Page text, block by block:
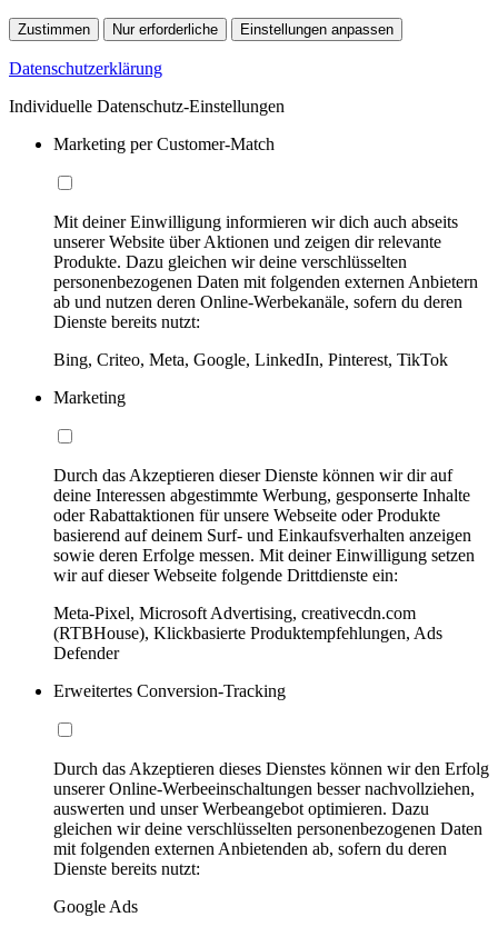
Zustimmen Nur erforderliche Einstellungen anpassen
Datenschutzerklärung
Individuelle Datenschutz-Einstellungen
Marketing per Customer-Match
Mit deiner Einwilligung informieren wir dich auch abseits
unserer Website über Aktionen und zeigen dir relevante
Produkte. Dazu gleichen wir deine verschlüsselten
personenbezogenen Daten mit folgenden externen Anbietern
ab und nutzen deren Online-Werbekanäle, sofern du deren
Dienste bereits nutzt:
Bing, Criteo, Meta, Google, LinkedIn, Pinterest, TikTok
Marketing
Durch das Akzeptieren dieser Dienste können wir dir auf
deine Interessen abgestimmte Werbung, gesponserte Inhalte
oder Rabattaktionen für unsere Webseite oder Produkte
basierend auf deinem Surf- und Einkaufsverhalten anzeigen
sowie deren Erfolge messen. Mit deiner Einwilligung setzen
wir auf dieser Webseite folgende Drittdienste ein:
Meta-Pixel, Microsoft Advertising, creativecdn.com
(RTBHouse), Klickbasierte Produktempfehlungen, Ads
Defender
Erweitertes Conversion-Tracking
Durch das Akzeptieren dieses Dienstes können wir den Erfolg
unserer Online-Werbeeinschaltungen besser nachvollziehen,
auswerten und unser Werbeangebot optimieren. Dazu
gleichen wir deine verschlüsselten personenbezogenen Daten
mit folgenden externen Anbietenden ab, sofern du deren
Dienste bereits nutzt:
Google Ads